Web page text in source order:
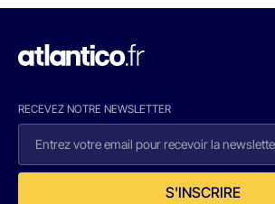
RECEVEZ NOTRE NEWSLETTER
S'INSCRIRE